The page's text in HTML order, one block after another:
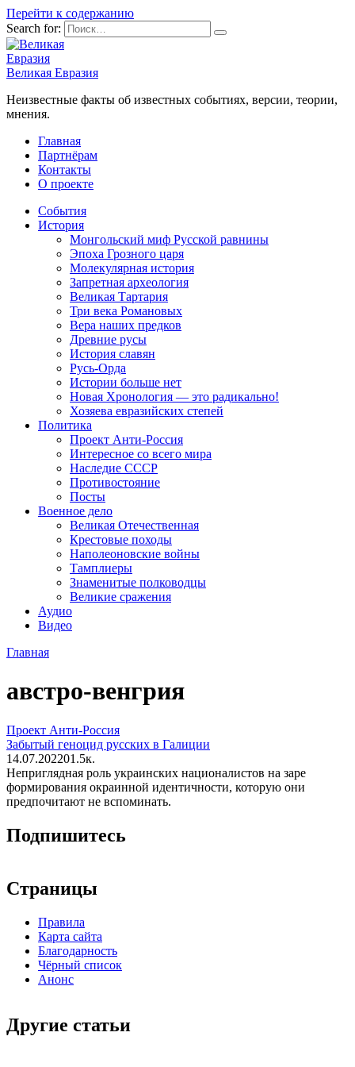
Перейти к содержанию
Search for:
Великая Евразия
Неизвестные факты об известных событиях, версии, теории,
мнения.
Главная
Партнёрам
Контакты
О проекте
События
История
Монгольский миф Русской равнины
Эпоха Грозного царя
Молекулярная история
Запретная археология
Великая Тартария
Три века Романовых
Вера наших предков
Древние русы
История славян
Русь-Орда
Истории больше нет
Новая Хронология — это радикально!
Хозяева евразийских степей
Политика
Проект Анти-Россия
Интересное со всего мира
Наследие СССР
Противостояние
Посты
Военное дело
Великая Отечественная
Крестовые походы
Наполеоновские войны
Тамплиеры
Знаменитые полководцы
Великие сражения
Аудио
Видео
Главная
австро-венгрия
Проект Анти-Россия
Забытый геноцид русских в Галиции
14.07.202201.5к.
Неприглядная роль украинских националистов на заре
формирования окраинной идентичности, которую они
предпочитают не вспоминать.
Подпишитесь
Страницы
Правила
Карта сайта
Благодарность
Чёрный список
Анонс
Другие статьи